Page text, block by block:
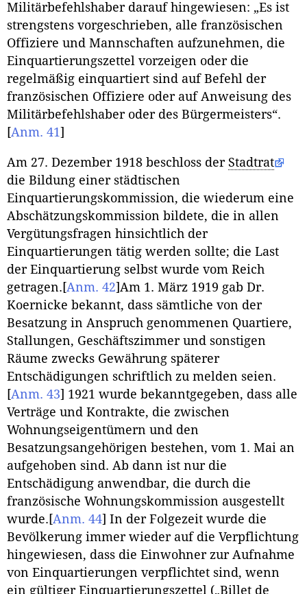
Militärbefehlshaber darauf hingewiesen: „Es ist
strengstens vorgeschrieben, alle französischen
Offiziere und Mannschaften aufzunehmen, die
Einquartierungszettel vorzeigen oder die
regelmäßig einquartiert sind auf Befehl der
französischen Offiziere oder auf Anweisung des
Militärbefehlshaber oder des Bürgermeisters“.
[Anm. 41]
Am 27. Dezember 1918 beschloss der Stadtrat
die Bildung einer städtischen
Einquartierungskommission, die wiederum eine
Abschätzungskommission bildete, die in allen
Vergütungsfragen hinsichtlich der
Einquartierungen tätig werden sollte; die Last
der Einquartierung selbst wurde vom Reich
getragen. [Anm. 42] Am 1. März 1919 gab Dr.
Koernicke bekannt, dass sämtliche von der
Besatzung in Anspruch genommenen Quartiere,
Stallungen, Geschäftszimmer und sonstigen
Räume zwecks Gewährung späterer
Entschädigungen schriftlich zu melden seien.
[Anm. 43] 1921 wurde bekanntgegeben, dass alle
Verträge und Kontrakte, die zwischen
Wohnungseigentümern und den
Besatzungsangehörigen bestehen, vom 1. Mai an
aufgehoben sind. Ab dann ist nur die
Entschädigung anwendbar, die durch die
französische Wohnungskommission ausgestellt
wurde. [Anm. 44] In der Folgezeit wurde die
Bevölkerung immer wieder auf die Verpflichtung
hingewiesen, dass die Einwohner zur Aufnahme
von Einquartierungen verpflichtet sind, wenn
ein gültiger Einquartierungszettel („Billet de